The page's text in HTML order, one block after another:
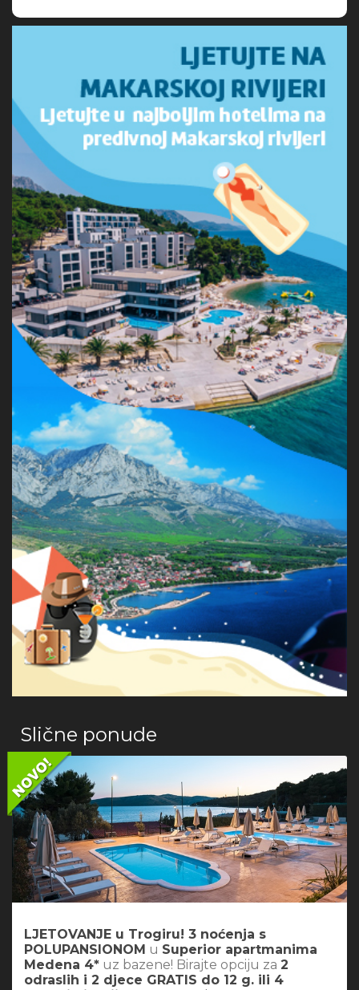
Slične ponude
LJETOVANJE u Trogiru! 3 noćenja s
POLUPANSIONOM u Superior apartmanima
Medena 4* uz bazene! Birajte opciju za 2
odraslih i 2 djece GRATIS do 12 g. ili 4